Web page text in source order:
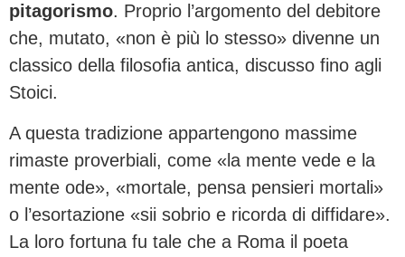
pitagorismo. Proprio l’argomento del debitore
che, mutato, «non è più lo stesso» divenne un
classico della filosofia antica, discusso fino agli
Stoici.
A questa tradizione appartengono massime
rimaste proverbiali, come «la mente vede e la
mente ode», «mortale, pensa pensieri mortali»
o l’esortazione «sii sobrio e ricorda di diffidare».
La loro fortuna fu tale che a Roma il poeta